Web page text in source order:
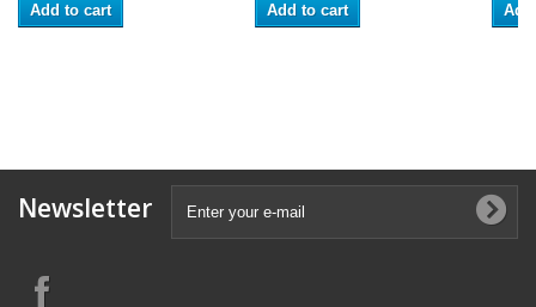
Add to cart Add to cart
Newsletter